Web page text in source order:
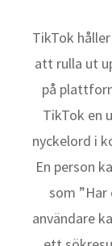
TikTok
att rulla ut
på
TikTok en
nyckelord i
En person
som ”Har
användare